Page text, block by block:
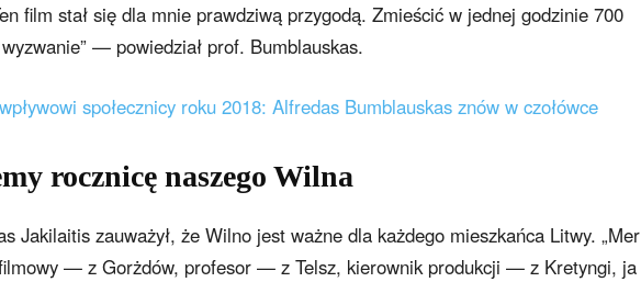
film stał się dla mnie prawdziwą przygodą. Zmieścić w jednej godzinie 700
— powiedział prof. Bumblauskas.
społecznicy roku 2018: Alfredas Bumblauskas znów w czołówce
rocznicę naszego Wilna
Jakilaitis zauważył, że Wilno jest ważne dla każdego mieszkańca Litwy. „Mer
— z Gorżdów, profesor — z Telsz, kierownik produkcji — z Kretyngi, ja